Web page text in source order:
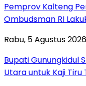
Pemprov Kalteng
Ombudsman RI
Rabu, 5 Agustus
Bupati Gunungkidul
Utara untuk Kaji